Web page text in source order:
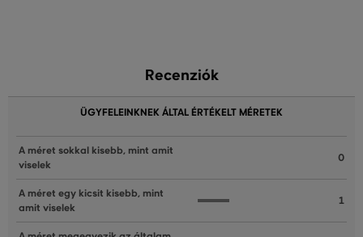
Recenziók
ÜGYFELEINKNEK ÁLTAL ÉRTÉKELT MÉRETEK
A méret sokkal kisebb, mint amit
viselek
0
A méret egy kicsit kisebb, mint
amit viselek
1